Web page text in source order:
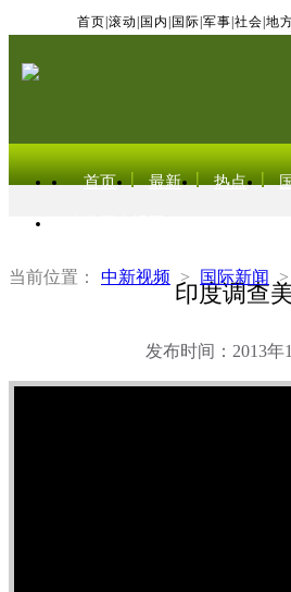
首页 滚动 国内 国际 军事 社会 地
首页 最新 热点
当前位置： 中新视频 > 国际新闻 >
印度调查
发布时间：2013年